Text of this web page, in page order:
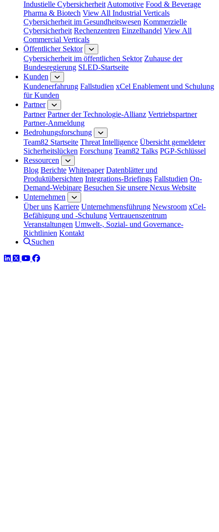
Industielle Cybersicherheit Automotive Food & Beverage
Pharma & Biotech View All Industrial Verticals
Cybersicherheit im Gesundheitswesen Kommerzielle
Cybersicherheit Rechenzentren Einzelhandel View All
Commercial Verticals
Öffentlicher Sektor
Cybersicherheit im öffentlichen Sektor Zuhause der
Bundesregierung SLED-Startseite
Kunden
Kundenerfahrung Fallstudien xCel Enablement und Schulung
für Kunden
Partner
Partner Partner der Technologie-Allianz Vertriebspartner
Partner-Anmeldung
Bedrohungsforschung
Team82 Startseite Threat Intelligence Übersicht gemeldeter
Sicherheitslücken Forschung Team82 Talks PGP-Schlüssel
Ressourcen
Blog Berichte Whitepaper Datenblätter und
Produktübersichten Integrations-Briefings Fallstudien On-
Demand-Webinare Besuchen Sie unsere Nexus Website
Unternehmen
Über uns Karriere Unternehmensführung Newsroom xCel-
Befähigung und -Schulung Vertrauenszentrum
Veranstaltungen Umwelt-, Sozial- und Governance-
Richtlinien Kontakt
Suchen
LinkedIn
TwitterYouTube
Facebook